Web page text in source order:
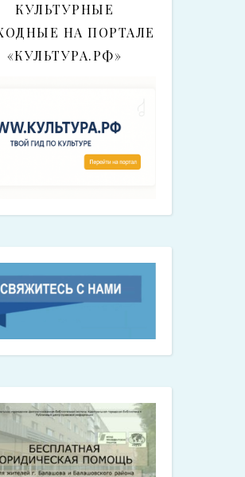
КУЛЬТУРНЫЕ
НА ПОРТАЛЕ
«КУЛЬТУРА.РФ»